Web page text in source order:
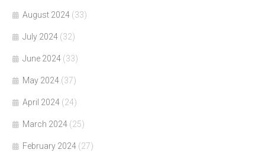
August 2024 (33)
July 2024 (32)
June 2024 (33)
May 2024 (37)
April 2024 (24)
March 2024 (25)
February 2024 (27)